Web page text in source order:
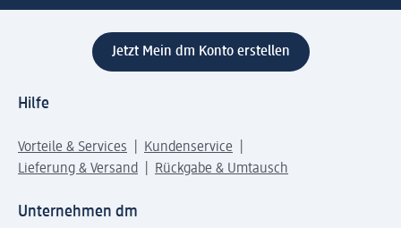
Jetzt Mein dm Konto erstellen
Hilfe
Vorteile & Services
Kundenservice
Lieferung & Versand
Rückgabe & Umtausch
Unternehmen dm